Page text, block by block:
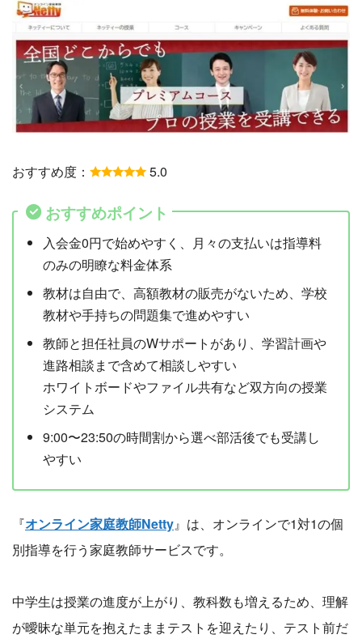
おすすめ度： 5.0
おすすめポイント
入会金0円で始めやすく、月々の支払いは指導料
のみの明瞭な料金体系
教材は自由で、高額教材の販売がないため、学校
教材や手持ちの問題集で進めやすい
教師と担任社員のWサポートがあり、学習計画や
進路相談まで含めて相談しやすい
ホワイトボードやファイル共有など双方向の授業
システム
9:00〜23:50の時間割から選べ部活後でも受講し
やすい
『オンライン家庭教師Netty』は、オンラインで1対1の個
別指導を行う家庭教師サービスです。
中学生は授業の進度が上がり、教科数も増えるため、理解
が曖昧な単元を抱えたままテストを迎えたり、テスト前だ